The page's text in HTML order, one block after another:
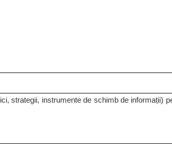
strategii, instrumente de schimb de informații)